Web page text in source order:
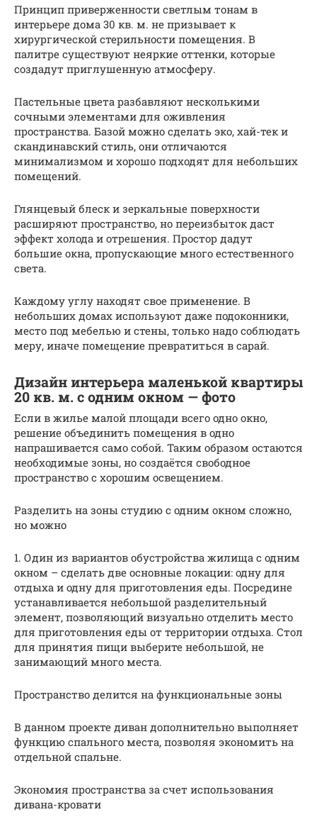
Принцип приверженности светлым тонам в
интерьере дома 30 кв. м. не призывает к
хирургической стерильности помещения. В
палитре существуют неяркие оттенки, которые
создадут приглушенную атмосферу.
Пастельные цвета разбавляют несколькими
сочными элементами для оживления
пространства. Базой можно сделать эко, хай-тек и
скандинавский стиль, они отличаются
минимализмом и хорошо подходят для небольших
помещений.
Глянцевый блеск и зеркальные поверхности
расширяют пространство, но переизбыток даст
эффект холода и отрешения. Простор дадут
большие окна, пропускающие много естественного
света.
Каждому углу находят свое применение. В
небольших домах используют даже подоконники,
место под мебелью и стены, только надо соблюдать
меру, иначе помещение превратиться в сарай.
Дизайн интерьера маленькой квартиры
20 кв. м. с одним окном — фото
Если в жилье малой площади всего одно окно,
решение объединить помещения в одно
напрашивается само собой. Таким образом остаются
необходимые зоны, но создаётся свободное
пространство с хорошим освещением.
Разделить на зоны студию с одним окном сложно,
но можно
1. Один из вариантов обустройства жилища с одним
окном – сделать две основные локации: одну для
отдыха и одну для приготовления еды. Посредине
устанавливается небольшой разделительный
элемент, позволяющий визуально отделить место
для приготовления еды от территории отдыха. Стол
для принятия пищи выберите небольшой, не
занимающий много места.
Пространство делится на функциональные зоны
В данном проекте диван дополнительно выполняет
функцию спального места, позволяя экономить на
отдельной спальне.
Экономия пространства за счет использования
дивана-кровати